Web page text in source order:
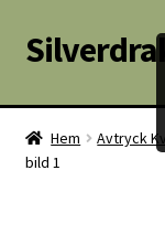
Hoppa
till
Hoppa
till
Hem
Villkor
Hem Avtryck
bild 1